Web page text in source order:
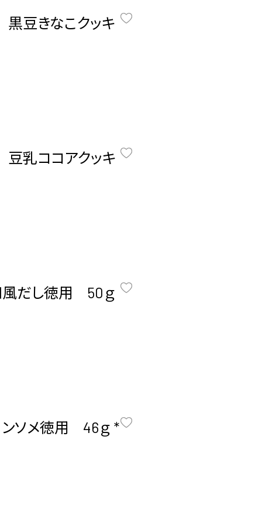
豆きなこクッキ
乳ココアクッキ
だし徳用 50ｇ
ソメ徳用 46ｇ *